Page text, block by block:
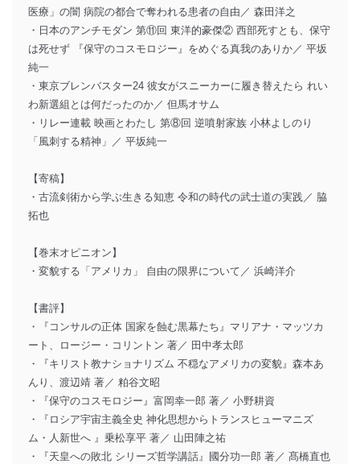
医療」の闇 病院の都合で奪われる患者の自由／ 森田洋之
・日本のアンチモダン 第⑪回 東洋的豪傑② 西部死すとも、保守
は死せず 『保守のコスモロジー』をめぐる真我のありか／ 平坂
純一
・東京ブレンバスター24 彼女がスニーカーに履き替えたら れい
わ新選組とは何だったのか／ 但馬オサム
・リレー連載 映画とわたし 第⑧回 逆噴射家族 小林よしのり
「風刺する精神」／ 平坂純一
【寄稿】
・古流剣術から学ぶ生きる知恵 令和の時代の武士道の実践／ 脇
拓也
【巻末オピニオン】
・変貌する「アメリカ」 自由の限界について／ 浜崎洋介
【書評】
・『コンサルの正体 国家を蝕む黒幕たち』マリアナ・マッツカ
ート、ロージー・コリントン 著／ 田中孝太郎
・『キリスト教ナショナリズム 不穏なアメリカの変貌』森本あ
んり、渡辺靖 著／ 粕谷文昭
・『保守のコスモロジー』富岡幸一郎 著／ 小野耕資
・『ロシア宇宙主義全史 神化思想からトランスヒューマニズ
ム・人新世へ 』乗松享平 著／ 山田陣之祐
・『天皇への敗北 シリーズ哲学講話』國分功一郎 著／ 髙橋直也